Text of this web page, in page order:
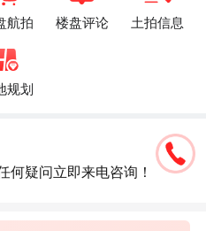
航拍 楼盘评论 土拍信息
规划
何疑问立即来电咨询！